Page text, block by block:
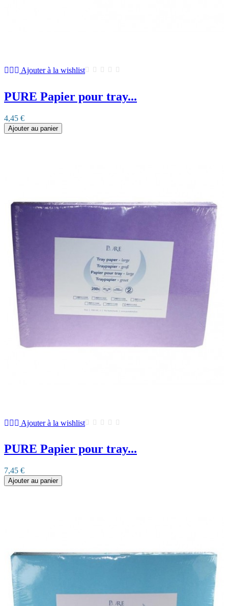
Ajouter à la wishlist
PURE Papier pour tray...
4,45 €
Ajouter au panier
Ajouter à la wishlist
PURE Papier pour tray...
7,45 €
Ajouter au panier